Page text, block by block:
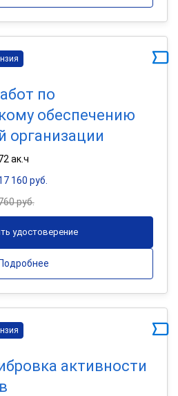
по
обеспечению
организации
ак.ч
160 руб.
руб.
удостоверение
Подробнее
активности